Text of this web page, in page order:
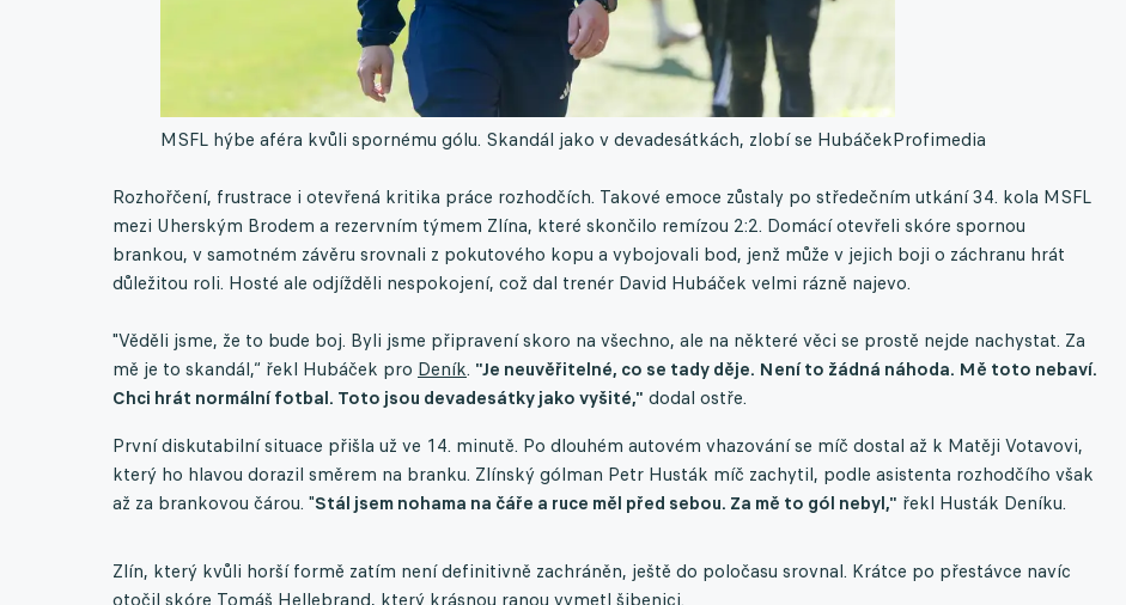
MSFL hýbe aféra kvůli spornému gólu. Skandál jako v devadesátkách, zlobí se HubáčekProfimedia
Rozhořčení, frustrace i otevřená kritika práce rozhodčích. Takové emoce zůstaly po středečním utkání 34. kola MSFL
mezi Uherským Brodem a rezervním týmem Zlína, které skončilo remízou 2:2. Domácí otevřeli skóre spornou
brankou, v samotném závěru srovnali z pokutového kopu a vybojovali bod, jenž může v jejich boji o záchranu hrát
důležitou roli. Hosté ale odjížděli nespokojení, což dal trenér David Hubáček velmi rázně najevo.
"Věděli jsme, že to bude boj. Byli jsme připravení skoro na všechno, ale na některé věci se prostě nejde nachystat. Za
mě je to skandál,“ řekl Hubáček pro Deník. "Je neuvěřitelné, co se tady děje. Není to žádná náhoda. Mě toto nebaví.
Chci hrát normální fotbal. Toto jsou devadesátky jako vyšité," dodal ostře.
První diskutabilní situace přišla už ve 14. minutě. Po dlouhém autovém vhazování se míč dostal až k Matěji Votavovi,
který ho hlavou dorazil směrem na branku. Zlínský gólman Petr Husták míč zachytil, podle asistenta rozhodčího však
až za brankovou čárou. "Stál jsem nohama na čáře a ruce měl před sebou. Za mě to gól nebyl," řekl Husták Deníku.
Zlín, který kvůli horší formě zatím není definitivně zachráněn, ještě do poločasu srovnal. Krátce po přestávce navíc
otočil skóre Tomáš Hellebrand, který krásnou ranou vymetl šibenici.